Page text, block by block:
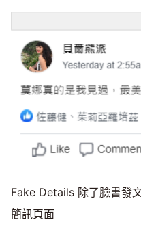
Fake Details 除了臉書發
簡訊頁面